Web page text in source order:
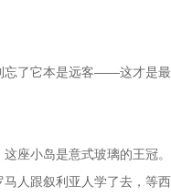
了它本是远客——这才是最
座小岛是意式玻璃的王冠。
人跟叙利亚人学了去，等